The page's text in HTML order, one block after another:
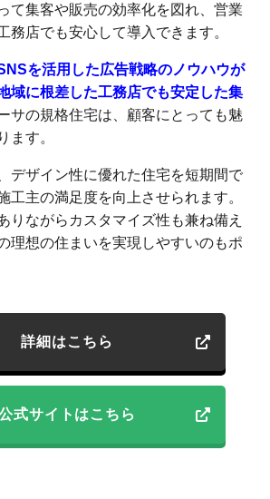
て集客や販売の効率化を図れ、営業
務店でも安心して導入できます。
を活用した広告戦略のノウハウが
域に根差した工務店でも安定した集
サの規格住宅は、顧客にとっても魅
ます。
デザイン性に優れた住宅を短期間で
工主の満足度を向上させられます。
りながらカスタマイズ性も兼ね備え
理想の住まいを実現しやすいのもポ
詳細はこちら
式サイトはこちら